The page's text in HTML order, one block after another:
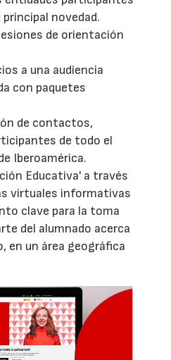
novedad.
de orientación
a una audiencia
con paquetes
de contactos,
de todo el
Iberoamérica.
Educativa' a través
virtuales informativas
clave para la toma
del alumnado acerca
en un área geográfica